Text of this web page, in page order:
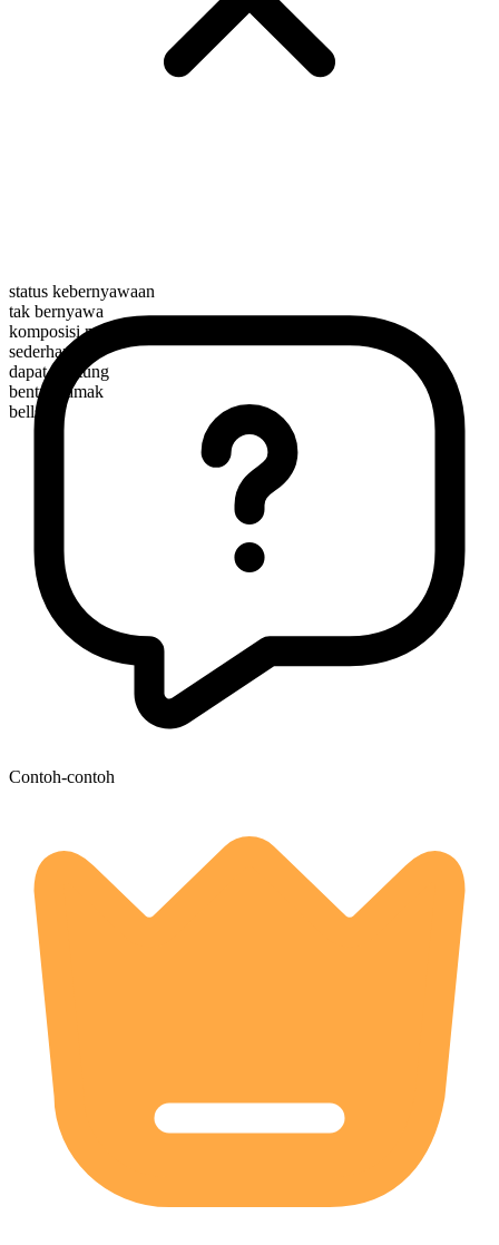
status kebernyawaan
tak bernyawa
komposisi morfologis
sederhana
dapat dihitung
bentuk jamak
bells
Contoh-contoh